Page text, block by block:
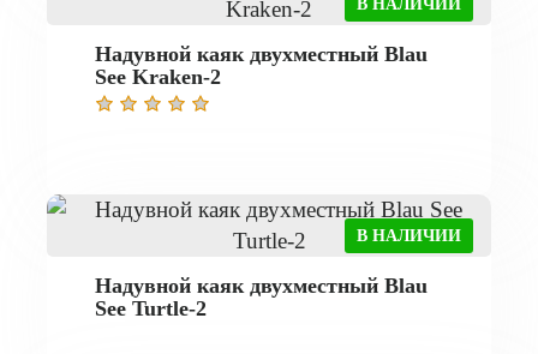
В НАЛИЧИИ
Надувной каяк двухместный Blau
See Kraken-2
В НАЛИЧИИ
Надувной каяк двухместный Blau
See Turtle-2